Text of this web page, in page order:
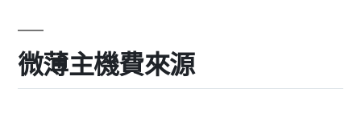
微薄主機費來源